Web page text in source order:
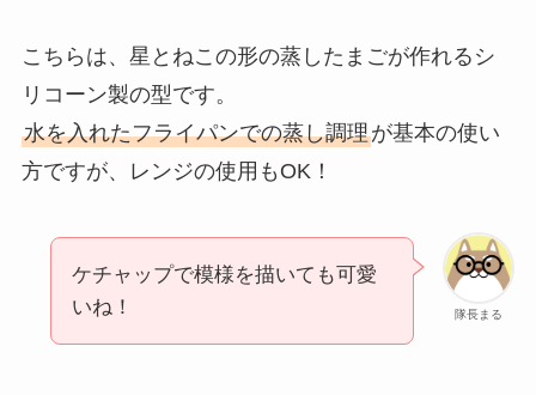
こちらは、星とねこの形の蒸したまごが作れるシ
リコーン製の型です。
水を入れたフライパンでの蒸し調理が基本の使い
方ですが、レンジの使用もOK！
隊長まる
ケチャップで模様を描いても可愛
いね！